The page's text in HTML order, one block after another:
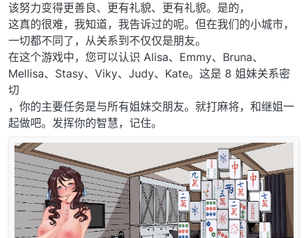
该努力变得更善良、更有礼貌、更有礼貌。是的，
这真的很难，我知道，我告诉过的呢。但在我们的小城市，
一切都不同了，从关系到不仅仅是朋友。
在这个游戏中，您可以认识 Alisa、Emmy、Bruna、
Mellisa、Stasy、Viky、Judy、Kate。这是 8 姐妹关系密
切
，你的主要任务是与所有姐妹交朋友。就打麻将，和继姐一
起做吧。发挥你的智慧，记住。